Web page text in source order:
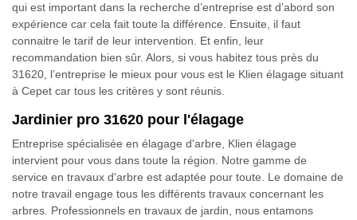
qui est important dans la recherche d’entreprise est d’abord son
expérience car cela fait toute la différence. Ensuite, il faut
connaitre le tarif de leur intervention. Et enfin, leur
recommandation bien sûr. Alors, si vous habitez tous près du
31620, l’entreprise le mieux pour vous est le Klien élagage situant
à Cepet car tous les critères y sont réunis.
Jardinier pro 31620 pour l'élagage
Entreprise spécialisée en élagage d'arbre, Klien élagage
intervient pour vous dans toute la région. Notre gamme de
service en travaux d'arbre est adaptée pour toute. Le domaine de
notre travail engage tous les différents travaux concernant les
arbres. Professionnels en travaux de jardin, nous entamons